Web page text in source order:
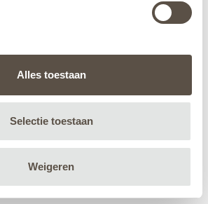
Alles toestaan
Selectie toestaan
Weigeren